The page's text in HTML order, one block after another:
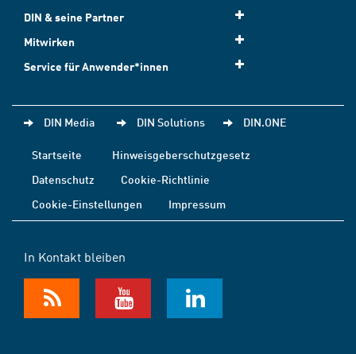
DIN & seine Partner
Mitwirken
Service für Anwender*innen
DIN Media DIN Solutions DIN.ONE
Startseite
Hinweisgeberschutzgesetz
Datenschutz
Cookie-Richtlinie
Cookie-Einstellungen
Impressum
In Kontakt bleiben